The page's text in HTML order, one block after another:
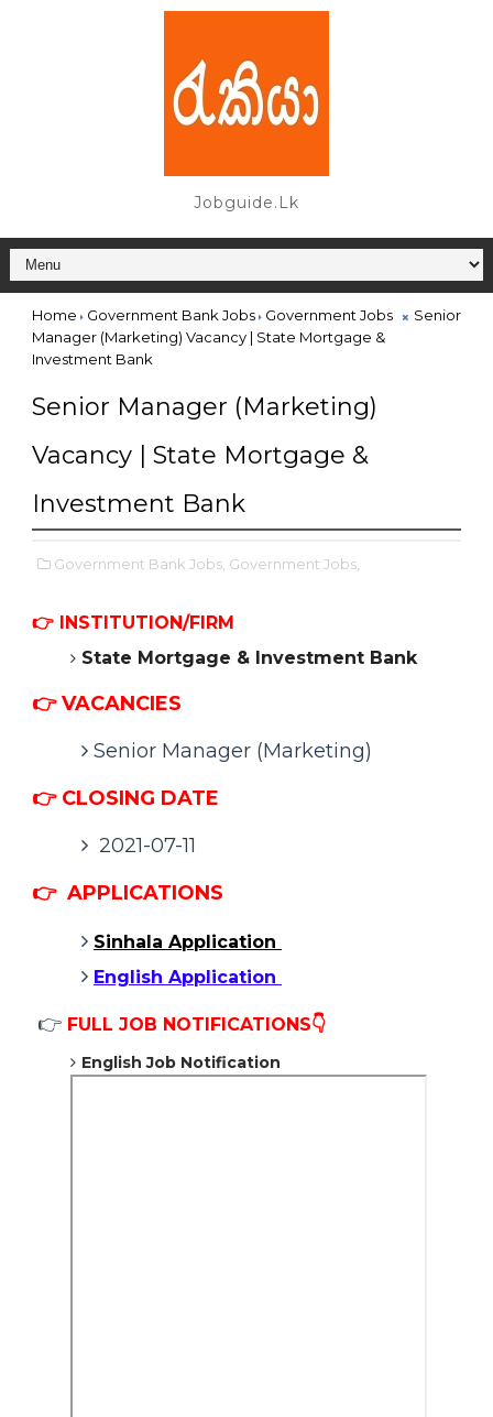
Jobguide.lk
Home Government Bank Jobs Government Jobs
Senior
Manager (Marketing) Vacancy | State Mortgage &
Investment Bank
Senior Manager (Marketing)
Vacancy | State Mortgage &
Investment Bank
Government Bank Jobs, Government Jobs,
👉 INSTITUTION/FIRM
State Mortgage & Investment Bank
👉 VACANCIES
Senior Manager (Marketing)
👉 CLOSING DATE
2021-07-11
👉 APPLICATIONS
Sinhala Application
English Application
👉 FULL JOB NOTIFICATIONS👇
English Job Notification